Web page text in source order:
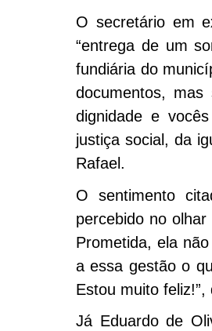
O secretário em
“entrega de um
fundiária do
documentos,
dignidade e
justiça social, da
Rafael.
O sentimento
percebido no
Prometida, ela
a essa gestão o
Estou muito
Já Eduardo de